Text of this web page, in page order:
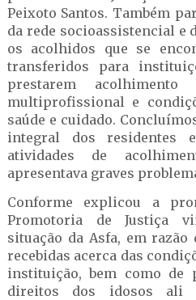
Peixoto Santos. Também
da rede socioassistencial e
os acolhidos que se
transferidos para
prestarem acolhimento
multiprofissional e
saúde e cuidado.
integral dos residentes
atividades de
apresentava graves
Conforme explicou a
Promotoria de Justiça
situação da Asfa, em
recebidas acerca das
instituição, bem como de
direitos dos idosos ali